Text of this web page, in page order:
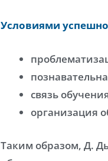
Условиями
связь
организация
Таким образом, Д.